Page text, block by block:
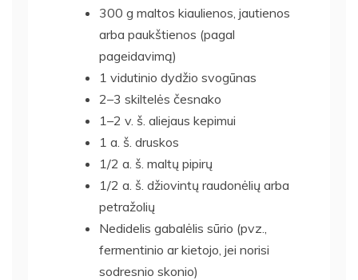
300 g maltos kiaulienos, jautienos
arba paukštienos (pagal
pageidavimą)
1 vidutinio dydžio svogūnas
2–3 skiltelės česnako
1–2 v. š. aliejaus kepimui
1 a. š. druskos
1/2 a. š. maltų pipirų
1/2 a. š. džiovintų raudonėlių arba
petražolių
Nedidelis gabalėlis sūrio (pvz.,
fermentinio ar kietojo, jei norisi
sodresnio skonio)